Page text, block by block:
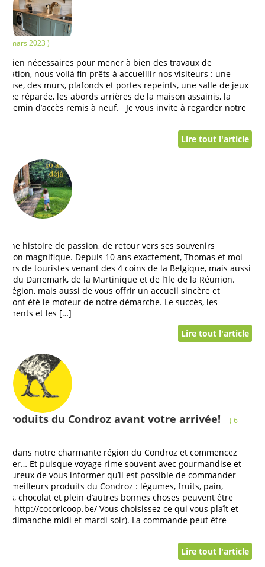
mars 2023 )
bien nécessaires pour mener à bien des travaux de
nous voilà fin prêts à accueillir nos visiteurs : une
des murs, plafonds et portes repeints, une salle de jeux
réparée, les abords arrières de la maison assainis, la
d’accès remis à neuf. Je vous invite à regarder notre
Lire tout l'article
une histoire de passion, de retour vers ses souvenirs
magnifique. Depuis 10 ans exactement, Thomas et moi
de touristes venant des 4 coins de la Belgique, mais aussi
du Danemark, de la Martinique et de l’Ile de la Réunion.
région, mais aussi de vous offrir un accueil sincère et
ont été le moteur de notre démarche. Le succès, les
et les […]
Lire tout l'article
du Condroz avant votre arrivée! ( 6
dans notre charmante région du Condroz et commencez
Et puisque voyage rime souvent avec gourmandise et
de vous informer qu’il est possible de commander
meilleurs produits du Condroz : légumes, fruits, pain,
chocolat et plein d’autres bonnes choses peuvent être
http://cocoricoop.be/ Vous choisissez ce qui vous plaît et
dimanche midi et mardi soir). La commande peut être
Lire tout l'article